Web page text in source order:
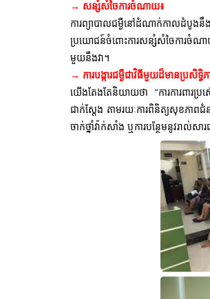
→ សន្សំសំចៃការចំណាយ៖
ការព្យាបាលជម្ងឺនៅដំណាក់កាលដំបូង
ប្រយោជន៍ចំពោះការសន្សំសំចៃការចំណ
មួយនឹងវា។
→ ការបង្ការជម្ងឺជាវិធីមួយដ៏មានប្រសិទ្ធិ
យើងតែងតែនិយាយថា “ការការពា
ជាក់ស្តែង តាមរយៈការពិនិត្យសុខភាពជំន
ចាក់ថ្នាំវ៉ាក់សាំង ឬការបន្ថែមនូវរាល់ស